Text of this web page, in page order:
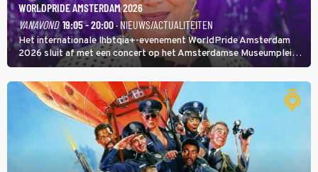
WORLDPRIDE AMSTERDAM 2026
VANAVOND 19:05 - 20:00· NIEUWS/ACTUALITEITEN
Het internationale lhbtqia+-evenement WorldPride Amsterdam
2026 sluit af met een concert op het Amsterdamse Museumplein.
Anita Doth is een van de optredende artiesten. In de jaren 90
veroverde ze de wereld als zangeres van 2Unlimited.